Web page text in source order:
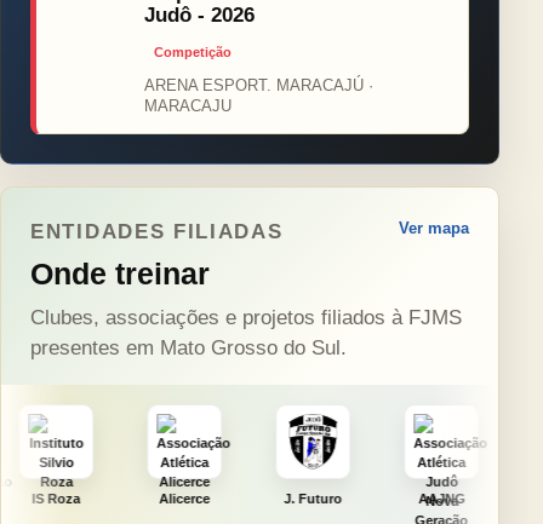
Judô - 2026
Competição
ARENA ESPORT. MARACAJÚ ·
MARACAJU
ENTIDADES FILIADAS
Onde treinar
Ver mapa
Clubes, associações e projetos filiados à FJMS
presentes em Mato Grosso do Sul.
Alicerce J. Futuro AAJNG TSURU